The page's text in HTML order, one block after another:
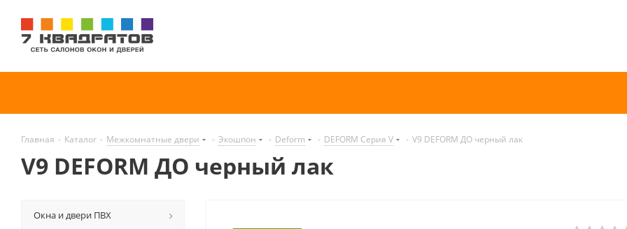
Главная - Каталог - Межкомнатные двери - Экошпон - Deform - DEFORM Серия V - V9 DEFORM ДО черный лак
V9 DEFORM ДО черный лак
Окна и двери ПВХ